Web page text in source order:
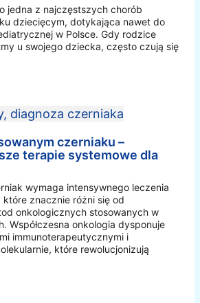
jedna z najczęstszych chorób
dziecięcym, dotykająca nawet do
w Polsce. Gdy rodzice
u swojego dziecka, często czują się
czerniaku –
terapie systemowe dla
wymaga intensywnego leczenia
znacznie różni się od
onkologicznych stosowanych w
Współczesna onkologia dysponuje
immunoterapeutycznymi i
które rewolucjonizują